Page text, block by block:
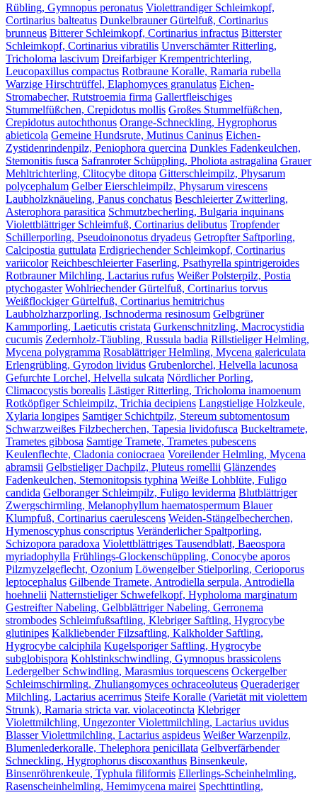
Rübling, Gymnopus peronatus Violettrandiger Schleimkopf,
Cortinarius balteatus Dunkelbrauner Gürtelfuß, Cortinarius
brunneus Bitterer Schleimkopf, Cortinarius infractus Bitterster
Schleimkopf, Cortinarius vibratilis Unverschämter Ritterling,
Tricholoma lascivum Dreifarbiger Krempentrichterling,
Leucopaxillus compactus Rotbraune Koralle, Ramaria rubella
Warzige Hirschtrüffel, Elaphomyces granulatus Eichen-
Stromabecher, Rutstroemia firma Gallertfleischiges
Stummelfüßchen, Crepidotus mollis Großes Stummelfüßchen,
Crepidotus autochthonus Orange-Schneckling, Hygrophorus
abieticola Gemeine Hundsrute, Mutinus Caninus Eichen-
Zystidenrindenpilz, Peniophora quercina Dunkles Fadenkeulchen,
Stemonitis fusca Safranroter Schüppling, Pholiota astragalina Grauer
Mehltrichterling, Clitocybe ditopa Gitterschleimpilz, Physarum
polycephalum Gelber Eierschleimpilz, Physarum virescens
Laubholzknäueling, Panus conchatus Beschleierter Zwitterling,
Asterophora parasitica Schmutzbecherling, Bulgaria inquinans
Violettblättriger Schleimfuß, Cortinarius delibutus Tropfender
Schillerporling, Pseudoinonotus dryadeus Getropfter Saftporling,
Calcipostia guttulata Erdigriechender Schleimkopf, Cortinarius
variicolor Reichbeschleierter Faserling, Psathyrella spintrigeroides
Rotbrauner Milchling, Lactarius rufus Weißer Polsterpilz, Postia
ptychogaster Wohlriechender Gürtelfuß, Cortinarius torvus
Weißflockiger Gürtelfuß, Cortinarius hemitrichus
Laubholzharzporling, Ischnoderma resinosum Gelbgrüner
Kammporling, Laeticutis cristata Gurkenschnitzling, Macrocystidia
cucumis Zedernholz-Täubling, Russula badia Rillstieliger Helmling,
Mycena polygramma Rosablättriger Helmling, Mycena galericulata
Erlengrübling, Gyrodon lividus Grubenlorchel, Helvella lacunosa
Gefurchte Lorchel, Helvella sulcata Nördlicher Porling,
Climacocystis borealis Lästiger Ritterling, Tricholoma inamoenum
Rotköpfiger Schleimpilz, Trichia decipiens Langstielige Holzkeule,
Xylaria longipes Samtiger Schichtpilz, Stereum subtomentosum
Schwarzweißes Filzbecherchen, Tapesia lividofusca Buckeltramete,
Trametes gibbosa Samtige Tramete, Trametes pubescens
Keulenflechte, Cladonia coniocraea Voreilender Helmling, Mycena
abramsii Gelbstieliger Dachpilz, Pluteus romellii Glänzendes
Fadenkeulchen, Stemonitopsis typhina Weiße Lohblüte, Fuligo
candida Gelboranger Schleimpilz, Fuligo leviderma Blutblättriger
Zwergschirmling, Melanophyllum haematospermum Blauer
Klumpfuß, Cortinarius caerulescens Weiden-Stängelbecherchen,
Hymenoscyphus conscriptus Veränderlicher Spaltporling,
Schizopora paradoxa Violettblättriges Tausendblatt, Baeospora
myriadophylla Frühlings-Glockenschüppling, Conocybe aporos
Pilzmyzelgeflecht, Ozonium Löwengelber Stielporling, Cerioporus
leptocephalus Gilbende Tramete, Antrodiella serpula, Antrodiella
hoehnelii Natternstieliger Schwefelkopf, Hypholoma marginatum
Gestreifter Nabeling, Gelbblättriger Nabeling, Gerronema
strombodes Schleimfußsaftling, Klebriger Saftling, Hygrocybe
glutinipes Kalkliebender Filzsaftling, Kalkholder Saftling,
Hygrocybe calciphila Kugelsporiger Saftling, Hygrocybe
subglobispora Kohlstinkschwindling, Gymnopus brassicolens
Ledergelber Schwindling, Marasmius torquescens Ockergelber
Schleimschirmling, Zhuliangomyces ochraceoluteus Queraderiger
Milchling, Lactarius acerrimus Steife Koralle (Varietät mit violettem
Strunk), Ramaria stricta var. violaceotincta Klebriger
Violettmilchling, Ungezonter Violettmilchling, Lactarius uvidus
Blasser Violettmilchling, Lactarius aspideus Weißer Warzenpilz,
Blumenlederkoralle, Thelephora penicillata Gelbverfärbender
Schneckling, Hygrophorus discoxanthus Binsenkeule,
Binsenröhrenkeule, Typhula filiformis Ellerlings-Scheinhelmling,
Rasenscheinhelmling, Hemimycena mairei Spechttintling,